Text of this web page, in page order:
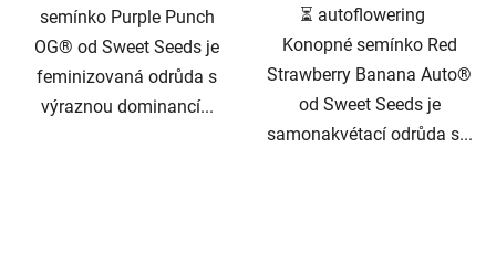
semínko Purple Punch
OG® od Sweet Seeds je
feminizovaná odrůda s
výraznou dominancí...
⏳ autoflowering
Konopné semínko Red
Strawberry Banana Auto®
od Sweet Seeds je
samonakvétací odrůda s...